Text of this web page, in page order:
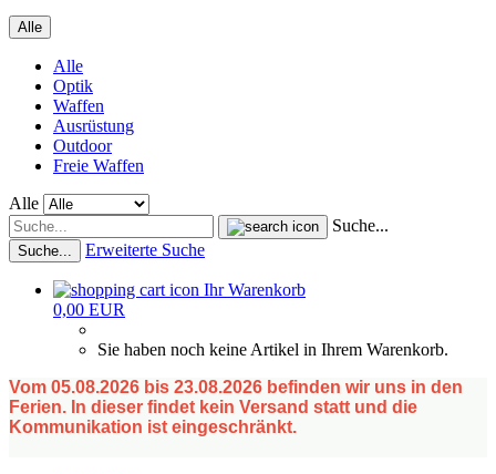
Alle
Alle
Optik
Waffen
Ausrüstung
Outdoor
Freie Waffen
Alle
Suche...
Suche... Erweiterte Suche
Ihr Warenkorb
0,00 EUR
Sie haben noch keine Artikel in Ihrem Warenkorb.
Vom 05.08.2026 bis 23.08.2026 befinden wir uns in den
Ferien. In dieser findet kein Versand statt und die
Kommunikation ist eingeschränkt.